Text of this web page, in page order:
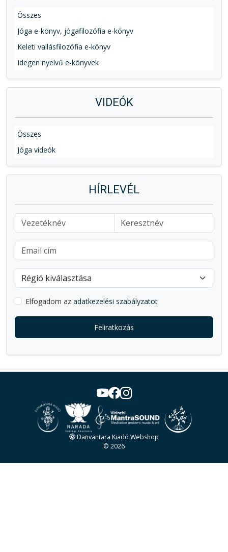
Összes
Jóga e-könyv, jógafilozófia e-könyv
Keleti vallásfilozófia e-könyv
Idegen nyelvű e-könyvek
VIDEÓK
Összes
Jóga videók
HÍRLEVÉL
Elfogadom az adatkezelési szabályzatot
Feliratkozás
Danvantara Kiadó Webshop
© 2026